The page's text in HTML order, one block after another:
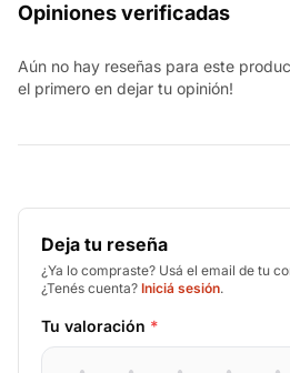
Opiniones verificadas
Aún no hay reseñas para este
el primero en dejar tu opinión!
Deja tu reseña
¿Ya lo compraste? Usá el email de tu
¿Tenés cuenta? Iniciá sesión.
Tu valoración *